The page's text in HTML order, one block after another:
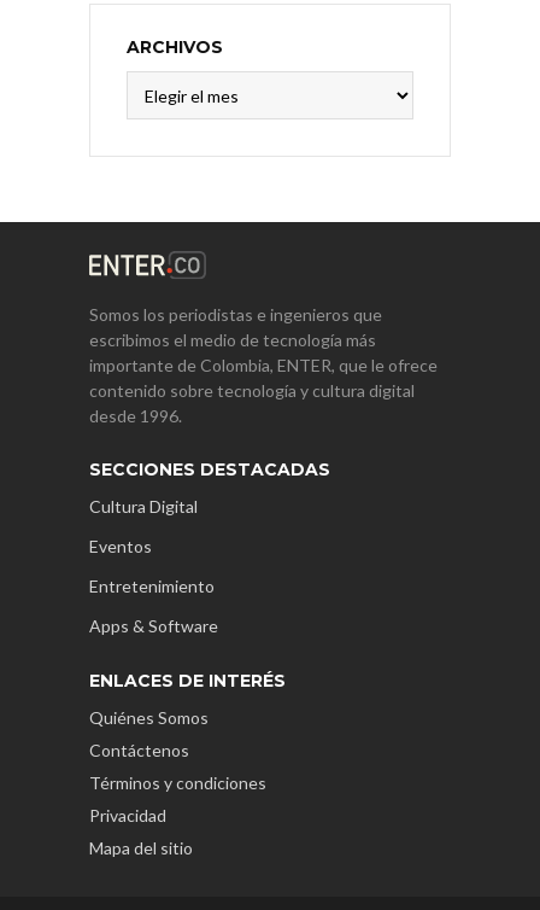
ARCHIVOS
Somos los periodistas e ingenieros que
escribimos el medio de tecnología más
importante de Colombia, ENTER, que le ofrece
contenido sobre tecnología y cultura digital
desde 1996.
SECCIONES DESTACADAS
Cultura Digital
Eventos
Entretenimiento
Apps & Software
ENLACES DE INTERÉS
Quiénes Somos
Contáctenos
Términos y condiciones
Privacidad
Mapa del sitio